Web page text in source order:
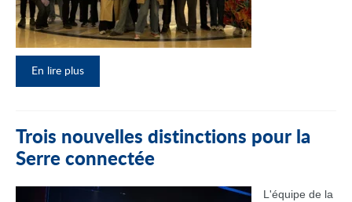
En lire plus
Trois nouvelles distinctions pour la
Serre connectée
L'équipe de la